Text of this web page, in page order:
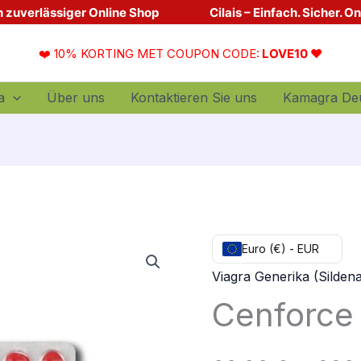
zuverlässiger Online Shop Cilais – Einfach. Sicher.
❤️ 10% KORTING MET COUPON CODE: LOVE10 ❤️
Über uns Kontaktieren Sie uns Kamagra
Euro (€) - EUR
Viagra Generika
Cenforce
quantité
de
150